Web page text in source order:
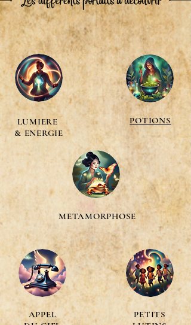
LUMIERE
& ENERGIE
POTIONS
METAMORPHOSE
APPEL
PETITS